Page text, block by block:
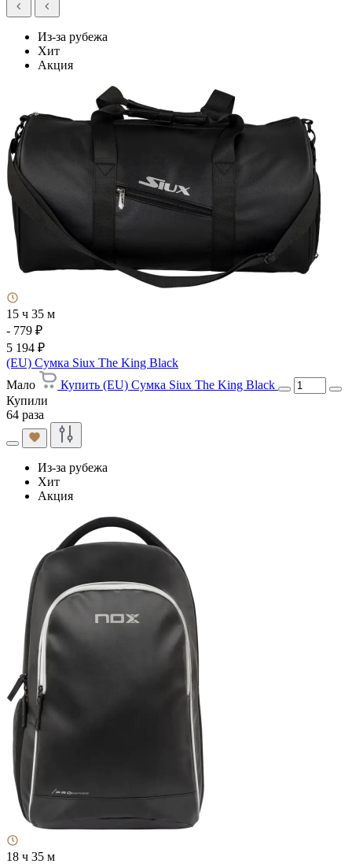
Из-за рубежа
Хит
Акция
15 ч 35 м
- 779 ₽
5 194 ₽
(EU) Сумка Siux The King Black
Мало
Купить (EU) Сумка Siux The King Black
Купили
64 раза
Из-за рубежа
Хит
Акция
18 ч 35 м